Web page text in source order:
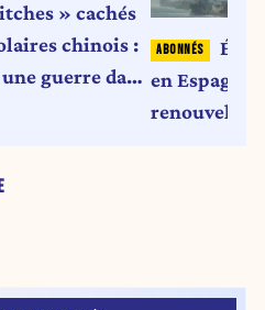
» cachés
chinois :
guerre dans en Espagne